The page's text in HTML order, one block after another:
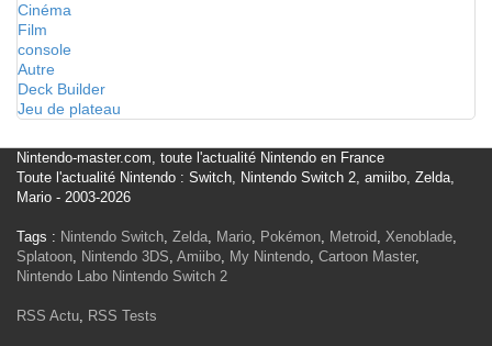
Cinéma
Film
console
Autre
Deck Builder
Jeu de plateau
Nintendo-master.com, toute l'actualité Nintendo en France
Toute l'actualité Nintendo : Switch, Nintendo Switch 2, amiibo, Zelda,
Mario - 2003-2026
Tags : Nintendo Switch, Zelda, Mario, Pokémon, Metroid, Xenoblade,
Splatoon, Nintendo 3DS, Amiibo, My Nintendo, Cartoon Master,
Nintendo Labo Nintendo Switch 2
RSS Actu, RSS Tests